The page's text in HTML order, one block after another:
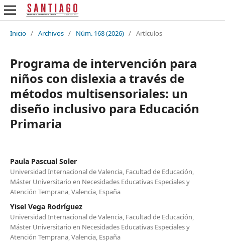
Inicio / Archivos / Núm. 168 (2026) / Artículos
Programa de intervención para
niños con dislexia a través de
métodos multisensoriales: un
diseño inclusivo para Educación
Primaria
Paula Pascual Soler
Universidad Internacional de Valencia, Facultad de Educación,
Máster Universitario en Necesidades Educativas Especiales y
Atención Temprana, Valencia, España
Yisel Vega Rodríguez
Universidad Internacional de Valencia, Facultad de Educación,
Máster Universitario en Necesidades Educativas Especiales y
Atención Temprana, Valencia, España